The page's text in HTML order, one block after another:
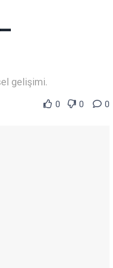
gelişimi.
0 0 0